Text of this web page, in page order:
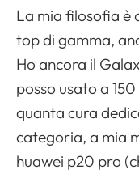
La mia filosofia è
top di gamma,
Ho ancora il
posso usato a
quanta cura
categoria, a mia
huawei p20 pro